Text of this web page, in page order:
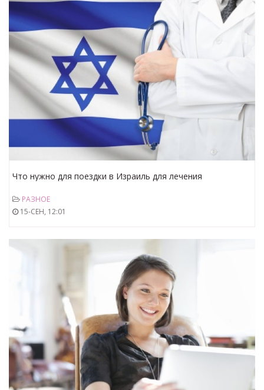
Что нужно для поездки в Израиль для лечения
РАЗНОЕ
15-СЕН, 12:01